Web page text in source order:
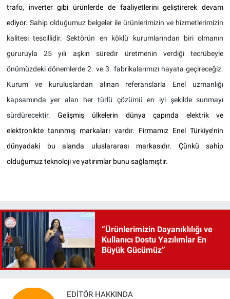
trafo, inverter gibi ürünlerde de faaliyetlerini geliştirerek devam
ediyor. Sahip olduğumuz belgeler ile ürünlerimizin ve hizmetlerimizin
kalitesi tescillidir. Sektörün en köklü kurumlarından biri olmanın
gururuyla 25 yılı aşkın süredir üretmenin verdiği tecrübeyle
önümüzdeki dönemlerde 2. ve 3. fabrikalarımızı hayata geçireceğiz.
Kurum ve kuruluşlardan alınan referanslarla Enel uzmanlığı
kapsamında yer alan her türlü çözümü en iyi şekilde sunmayı
sürdürecektir.Gelişmiş ülkelerin dünya çapında elektrik ve
elektronikte tanınmış markaları vardır. Firmamız Enel Türkiye’nin
dünyadaki bu alanda uluslararası markasıdır. Çünkü sahip
olduğumuz teknoloji ve yatırımlar bunu sağlamıştır.
“Ürünlerimizin Dayanıklılığı ve
Kullanıcı Dostu Yazılımlar En
Büyük Gücümüz”
EDITÖR HAKKINDA